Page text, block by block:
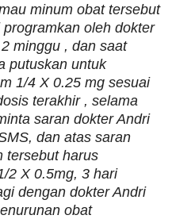
minum obat tersebut
oleh dokter
minggu , dan saat
putuskan untuk
1/4 X 0.25 mg sesuai
terakhir , selama
saran dokter Andri
dan atas saran
tersebut harus
2 X 0.5mg, 3 hari
dengan dokter Andri
obat